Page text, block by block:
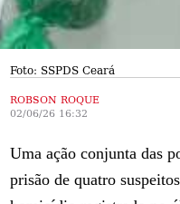
Foto: SSPDS Ceará
ROBSON ROQUE
02/06/26 16:32
Uma ação conjunta das
prisão de quatro